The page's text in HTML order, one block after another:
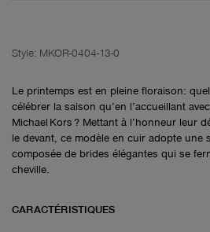
Style: MKOR-0404-13-0
Le printemps est en pleine floraison:
célébrer la saison qu’en l’accueillant
Michael Kors ? Mettant à l’honneur leur
le devant, ce modèle en cuir adopte une
composée de brides élégantes qui se
cheville.
CARACTÉRISTIQUES